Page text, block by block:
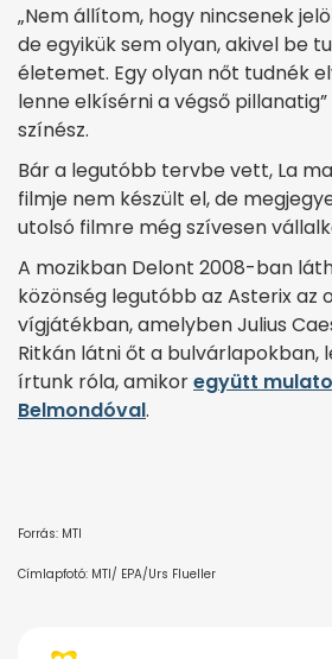
„Nem állítom, hogy nincsenek
de egyikük sem olyan, akivel be
életemet. Egy olyan nőt tudnék
lenne elkísérni a végső
színész.
Bár a legutóbb tervbe vett, La
filmje nem készült el, de
utolsó filmre még szívesen
A mozikban Delont 2008-ban
közönség legutóbb az Asterix az
vígjátékban, amelyben Julius
Ritkán látni őt a bulvárlapokban,
írtunk róla, amikoregyütt
Belmondóval.
Forrás: MTI
Címlapfotó: MTI/ EPA/Urs Flueller